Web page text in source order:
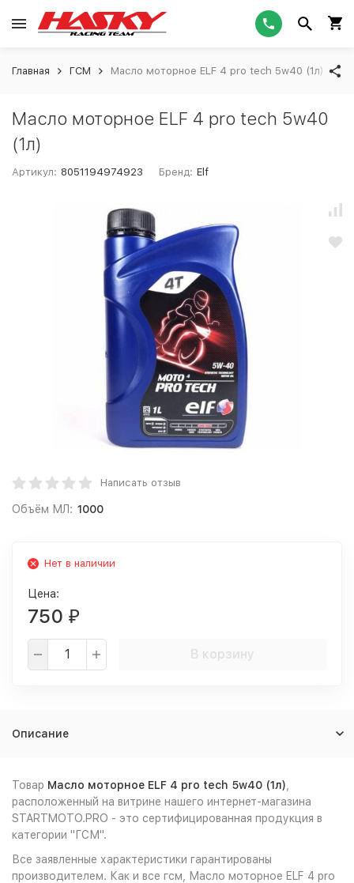
Главная ГСМ Масло моторное ELF 4 pro tech 5w40 (1л)
Масло моторное ELF 4 pro tech 5w40
(1л)
Артикул: 8051194974923 Бренд: Elf
Написать отзыв
Объём МЛ: 1000
Нет в наличии
Цена:
750 ₽
В корзину
Описание
Товар Масло моторное ELF 4 pro tech 5w40 (1л)
расположенный на витрине нашего интернет-магазина
STARTMOTO.PRO - это сертифицированная продукция в
категории "ГСМ".
Все заявленные характеристики гарантированы
производителем. Как и все гсм, Масло моторное ELF 4 pro